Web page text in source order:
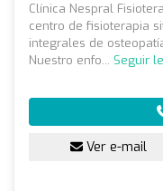
Clínica Nespral
centro de fisioterapia
integrales de
Nuestro enfo... Seguir
Ver e-mail